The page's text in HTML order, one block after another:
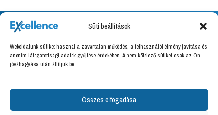
Süti beállítások
Weboldalunk sütiket használ a zavartalan működés, a felhasználói élmény javítása és
anonim látogatottsági adatok gyűjtése érdekében. A nem kötelező sütiket csak az Ön
jóváhagyása után állítjuk be.
Összes elfogadása
Excellence Training Kft.
8000 Székesfehérvár, Határ utca 16.
Felnőttképzési nyilvántartási szám: B/2020/000094